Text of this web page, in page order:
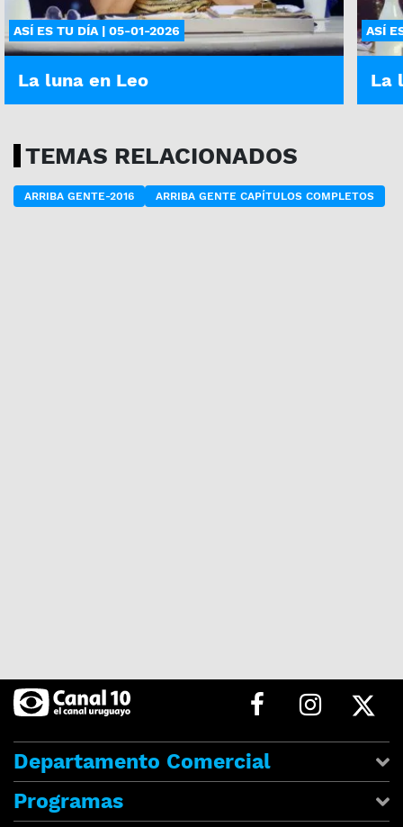
ASÍ ES TU DÍA | 05-01-2026
La luna en Leo
ASÍ
La
TEMAS RELACIONADOS
ARRIBA GENTE-2016 ARRIBA GENTE CAPÍTULOS COMPLETOS
Departamento Comercial
Programas